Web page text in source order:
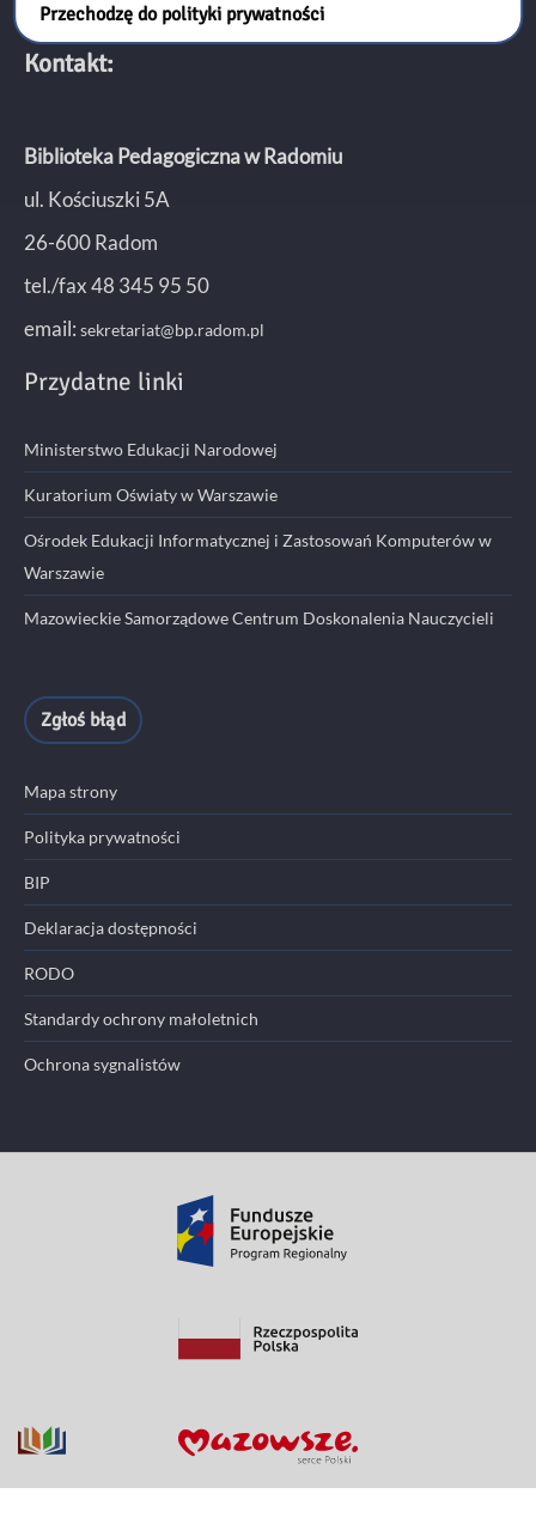
Kontakt:
Biblioteka Pedagogiczna w Radomiu
ul. Kościuszki 5A
26-600 Radom
tel./fax 48 345 95 50
email: sekretariat@bp.radom.pl
Przydatne linki
Ministerstwo Edukacji Narodowej
Kuratorium Oświaty w Warszawie
Ośrodek Edukacji Informatycznej i Zastosowań Komputerów w
Warszawie
Mazowieckie Samorządowe Centrum Doskonalenia Nauczycieli
Zgłoś błąd
Mapa strony
Polityka prywatności
BIP
Deklaracja dostępności
RODO
Standardy ochrony małoletnich
Ochrona sygnalistów
Przechodzę do polityki prywatności